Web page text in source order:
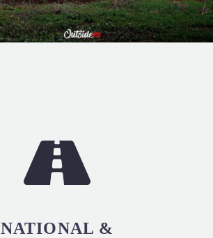
NATIONAL &